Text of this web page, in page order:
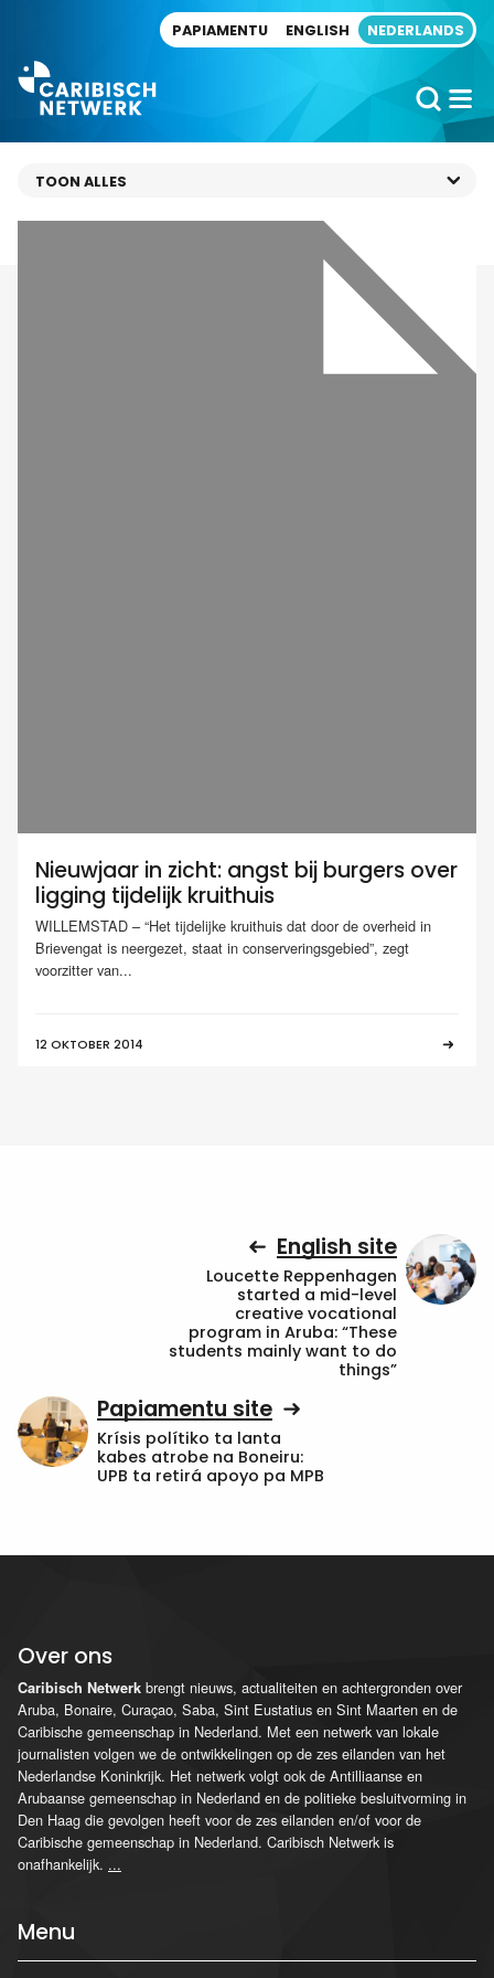
PAPIAMENTU ENGLISH NEDERLANDS
Nieuwjaar in zicht: angst bij burgers over
ligging tijdelijk kruithuis
WILLEMSTAD – “Het tijdelijke kruithuis dat door de overheid in
Brievengat is neergezet, staat in conserveringsgebied”, zegt
voorzitter van...
12 OKTOBER 2014
English site
Loucette Reppenhagen
started a mid-level
creative vocational
program in Aruba: “These
students mainly want to do
things”
Papiamentu site
Krísis polítiko ta lanta
kabes atrobe na Boneiru:
UPB ta retirá apoyo pa MPB
Over ons
Caribisch Netwerk brengt nieuws, actualiteiten en achtergronden over
Aruba, Bonaire, Curaçao, Saba, Sint Eustatius en Sint Maarten en de
Caribische gemeenschap in Nederland. Met een netwerk van lokale
journalisten volgen we de ontwikkelingen op de zes eilanden van het
Nederlandse Koninkrijk. Het netwerk volgt ook de Antilliaanse en
Arubaanse gemeenschap in Nederland en de politieke besluitvorming in
Den Haag die gevolgen heeft voor de zes eilanden en/of voor de
Caribische gemeenschap in Nederland. Caribisch Netwerk is
onafhankelijk. ...
Menu